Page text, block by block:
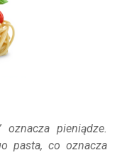
oznacza pieniądze.
pasta, co oznacza